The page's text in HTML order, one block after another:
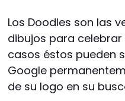
Los Doodles son las
dibujos para
casos éstos pueden
Google
de su logo en su